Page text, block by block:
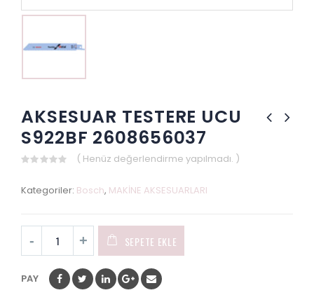
AKSESUAR TESTERE UCU
S922BF 2608656037
of
( Henüz değerlendirme yapılmadı. )
Kategoriler: Bosch, MAKİNE AKSESUARLARI
SEPETE EKLE
PAY